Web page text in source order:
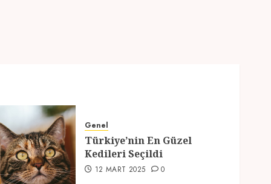
Genel
Türkiye’nin En Güzel
Kedileri Seçildi
12 MART 2025 0